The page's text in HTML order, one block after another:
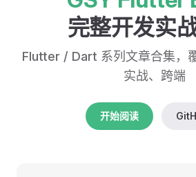
完整开发实
Flutter / Dart 系列文章合集，
实战、跨端
开始阅读